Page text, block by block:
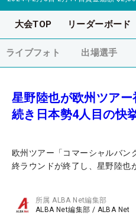
大会TOP リーダーボード
ライブフォト 出場選手
星野陸也が欧州ツア
続き日本勢4人目の快
欧州ツアー「コマーシャルバン
終ラウンドが終了し、星野陸也
所属ALBA Net編集部
ALBA Net編集部 / ALBA Net